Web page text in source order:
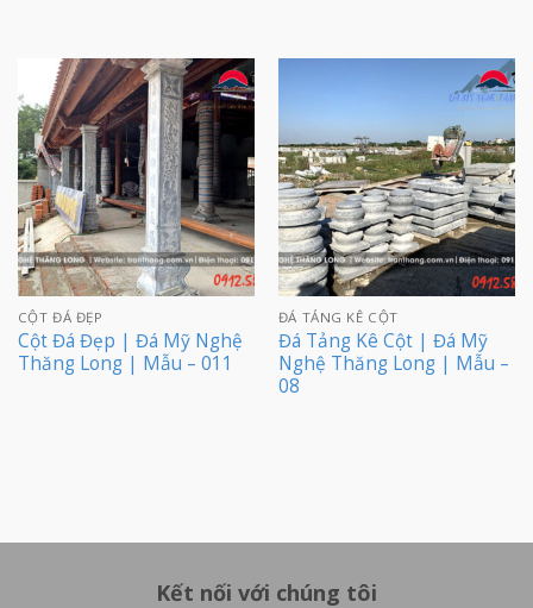
CỘT ĐÁ ĐẸP
Cột Đá Đẹp | Đá Mỹ Nghệ
Thăng Long | Mẫu – 011
ĐÁ TẢNG KÊ CỘT
Đá Tảng Kê Cột | Đá Mỹ
Nghệ Thăng Long | Mẫu –
08
Kết nối với chúng tôi